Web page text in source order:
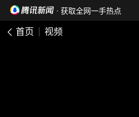
· 获取全网一手热点
首页 视频